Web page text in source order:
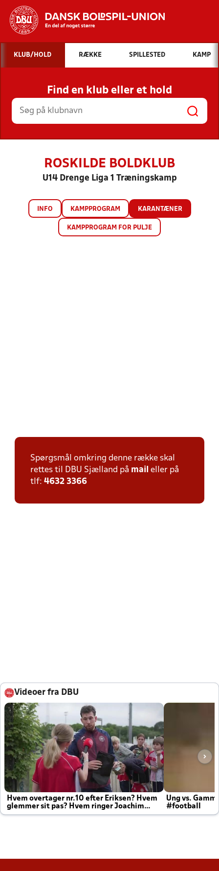
Hvad vil du søge efter?
INDHOLD OG NYHEDER
STILLINGER, RESULTATER, KLUBBER OG
HOLD
KLUB/HOLD RÆKKE SPILLESTED KAMP
Find en klub eller et hold
ROSKILDE BOLDKLUB
U14 Drenge Liga 1 Træningskamp
INFO KAMPPROGRAM KARANTÆNER
KAMPPROGRAM FOR PULJE
Spørgsmål omkring denne række skal
rettes til DBU Sjælland på mail eller på
tlf: 4632 3366
Videoer fra DBU
Hvem overtager nr.10 efter Eriksen? Hvem
glemmer sit pas? Hvem ringer Joachim
altid til efter kampe?
Ung vs.
#football